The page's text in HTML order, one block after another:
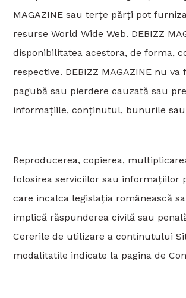
MAGAZINE sau terțe părți pot
resurse World Wide Web. DEBIZZ
disponibilitatea acestora, de forma,
respective. DEBIZZ MAGAZINE nu
pagubă sau pierdere cauzată sau
informațiile, conținutul, bunurile
Reproducerea, copierea,
folosirea serviciilor sau informațiilor
care incalca legislația românească
implică răspunderea civilă sau
Cererile de utilizare a continutului
modalitatile indicate la pagina de